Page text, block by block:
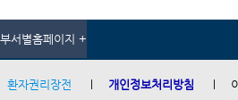
부서별홈페이지 +
환자권리장전 개인정보처리방침